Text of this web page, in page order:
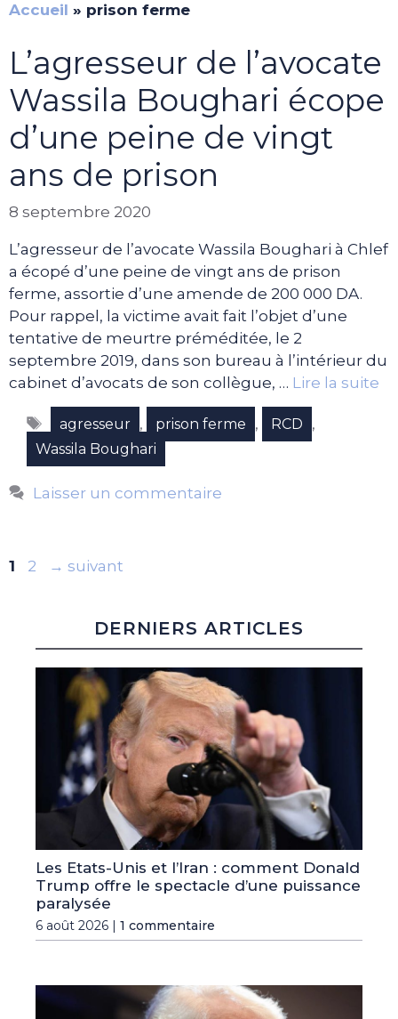
Accueil » prison ferme
L’agresseur de l’avocate
Wassila Boughari écope
d’une peine de vingt
ans de prison
8 septembre 2020
L’agresseur de l’avocate Wassila Boughari à Chlef
a écopé d’une peine de vingt ans de prison
ferme, assortie d’une amende de 200 000 DA.
Pour rappel, la victime avait fait l’objet d’une
tentative de meurtre préméditée, le 2
septembre 2019, dans son bureau à l’intérieur du
cabinet d’avocats de son collègue, … Lire la suite
Étiquettes
agresseur , prison ferme , RCD ,
Wassila Boughari
Laisser un commentaire
Page
1 Page
2 → suivant
DERNIERS ARTICLES
Les Etats-Unis et l’Iran : comment Donald
Trump offre le spectacle d’une puissance
paralysée
6 août 2026 | 1 commentaire